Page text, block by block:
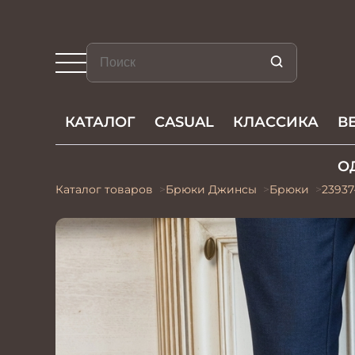
КАТАЛОГ CASUAL КЛАССИКА
Каталог товаров Брюки Джинсы Брюки